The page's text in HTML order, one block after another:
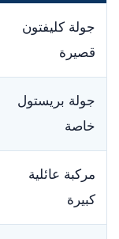
جولة كليفتون
قصيرة
جولة بريستول
خاصة
مركبة عائلية
كبيرة